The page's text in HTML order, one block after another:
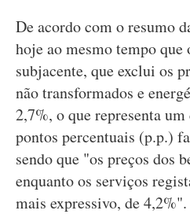
De acordo com o resumo
hoje ao mesmo tempo
subjacente, que exclui os
não transformados e
2,7%, o que representa
pontos percentuais (p.p.)
sendo que "os preços dos
enquanto os serviços
mais expressivo, de 4,2%".